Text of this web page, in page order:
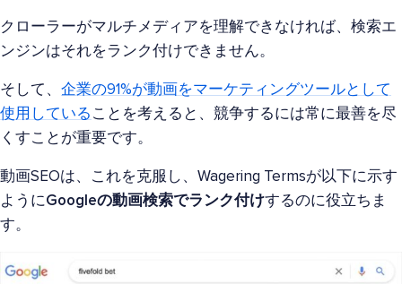
クローラーがマルチメディアを理解できなければ、検索エ
ンジンはそれをランク付けできません。
そして、 企業の91%が動画をマーケティングツールとして
使用している ことを考えると、競争するには常に最善を尽
くすことが重要です。
動画SEOは、これを克服し、Wagering Termsが以下に示す
ようにGoogleの動画検索でランク付けするのに役立ちま
す。